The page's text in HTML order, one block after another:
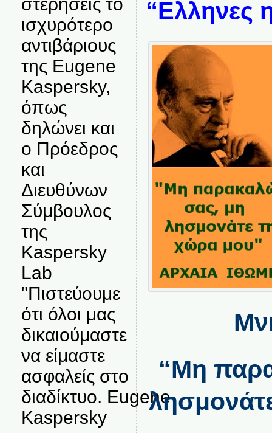
ισχυρότερο
αντιβάριους
της Eugene
Kaspersky,
όπως
δηλώνει και
ο Πρόεδρος
και
Διευθύνων
Σύμβουλος
της
Kaspersky
Lab
"Πιστεύουμε
ότι όλοι μας
δικαιούμαστε
να είμαστε
ασφαλείς στο
διαδίκτυο. Eugene
Kaspersky
“Ελληνες
“Μη